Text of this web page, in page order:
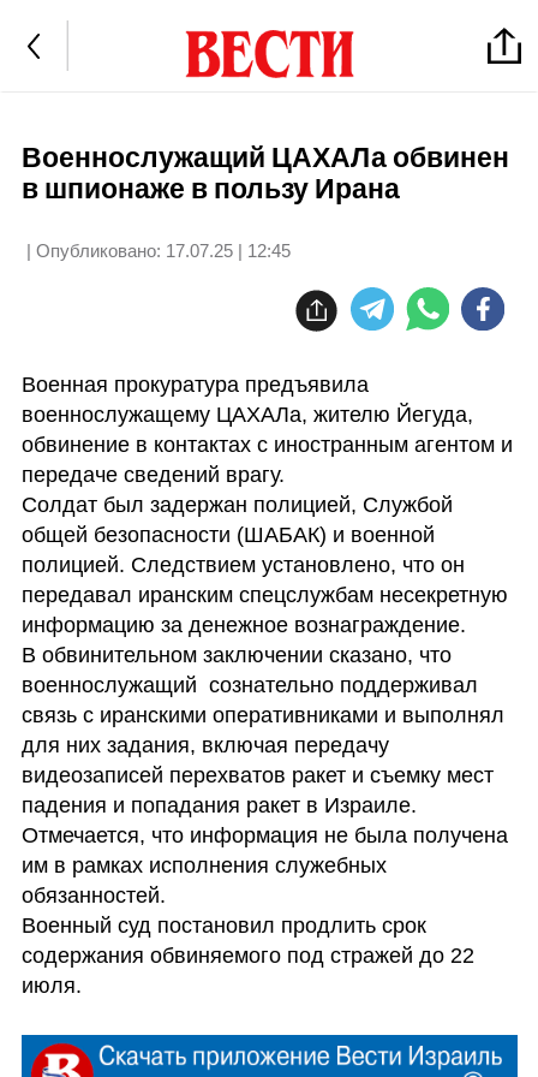
Военнослужащий ЦАХАЛа обвинен
в шпионаже в пользу Ирана
| Опубликовано: 17.07.25 | 12:45
Военная прокуратура предъявила
военнослужащему ЦАХАЛа, жителю Йегуда,
обвинение в контактах с иностранным агентом и
передаче сведений врагу.
Солдат был задержан полицией, Службой
общей безопасности (ШАБАК) и военной
полицией. Следствием установлено, что он
передавал иранским спецслужбам несекретную
информацию за денежное вознаграждение.
В обвинительном заключении сказано, что
военнослужащий  сознательно поддерживал
связь с иранскими оперативниками и выполнял
для них задания, включая передачу
видеозаписей перехватов ракет и съемку мест
падения и попадания ракет в Израиле.
Отмечается, что информация не была получена
им в рамках исполнения служебных
обязанностей.
Военный суд постановил продлить срок
содержания обвиняемого под стражей до 22
июля.